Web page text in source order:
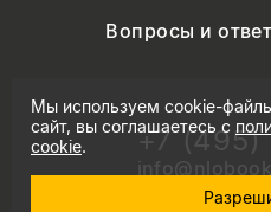
Вопросы и
+7 (495)
Мы используем cookie-
сайт, вы соглашаетесь с
cookie.